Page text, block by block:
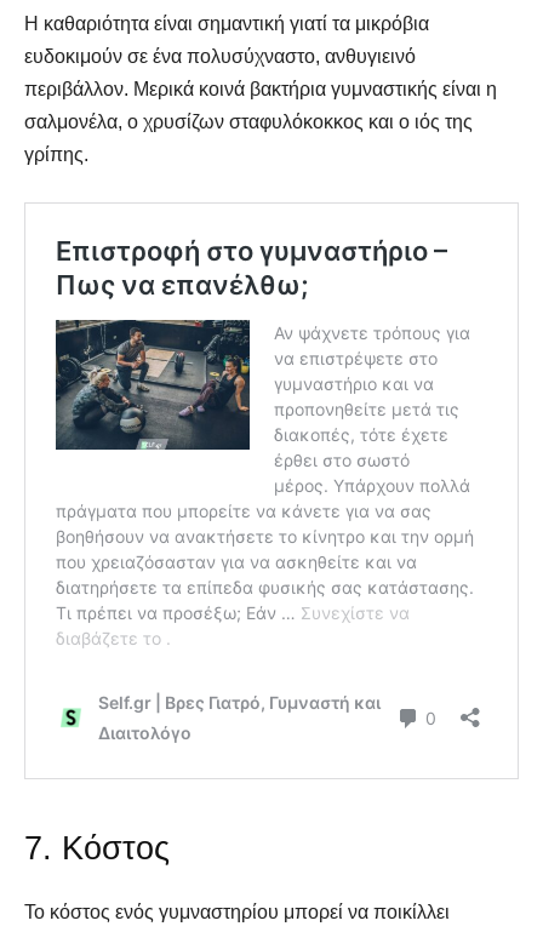
Η καθαριότητα είναι σημαντική γιατί τα μικρόβια
ευδοκιμούν σε ένα πολυσύχναστο, ανθυγιεινό
περιβάλλον. Μερικά κοινά βακτήρια γυμναστικής είναι η
σαλμονέλα, ο χρυσίζων σταφυλόκοκκος και ο ιός της
γρίπης.
7. Κόστος
Το κόστος ενός γυμναστηρίου μπορεί να ποικίλλει